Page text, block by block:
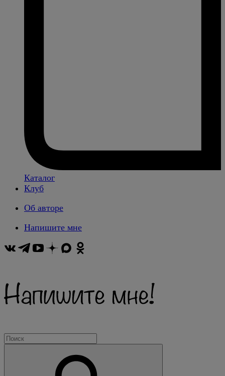
Каталог
Клуб
Об авторе
Напишите мне